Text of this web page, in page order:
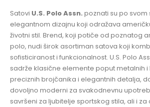
Satovi U.S. Polo Assn. poznati su po svom
elegantnom dizajnu koji odražava
životni stil. Brend, koji potiče od poznatog
polo, nudi širok asortiman satova koji
sofisticiranost i funkcionalnost. U.S. Polo
sadrže klasične elemente poput metalnih i
preciznih brojčanika i elegantnih detalja,
dovoljno moderni za svakodnevnu
savršeni za ljubitelje sportskog stila, ali i za